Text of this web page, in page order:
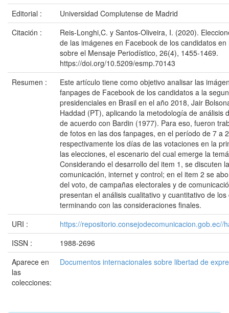
Editorial :
Universidad Complutense de Madrid
Citación :
Reis-Longhi,C. y Santos-Oliveira, I. (2020).
de las imágenes en Facebook de los candidatos
sobre el Mensaje Periodístico, 26(4), 1455-1469.
https://doi.org/10.5209/esmp.70143
Resumen :
Este artículo tiene como objetivo analisar las
fanpages de Facebook de los candidatos a la
presidenciales en Brasil en el año 2018, Jair
Haddad (PT), aplicando la metodología de análisis
de acuerdo con Bardin (1977). Para eso, fueron
de fotos en las dos fanpages, en el período de 7 a
respectivamente los días de las votaciones en la
las elecciones, el escenario del cual emerge la
Considerando el desarrollo del item 1, se discuten
comunicación, internet y control; en el item 2 se
del voto, de campañas electorales y de
presentan el análisis cualitativo y cuantitativo de
terminando con las consideraciones finales.
URI :
https://repositorio.consejodecomunicacion.gob.ec//
ISSN :
1988-2696
Aparece en
las
colecciones:
Documentos internacionales sobre libertad de